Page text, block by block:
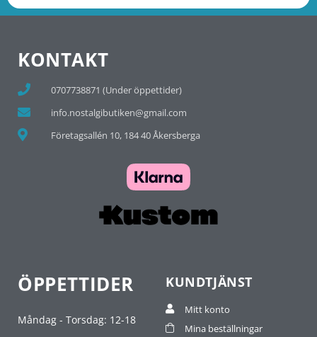
KONTAKT
0707738871 (Under öppettider)
info.nostalgibutiken@gmail.com
Företagsallén 10, 184 40 Åkersberga
ÖPPETTIDER
Måndag - Torsdag: 12-18
KUNDTJÄNST
Mitt konto
Mina beställningar